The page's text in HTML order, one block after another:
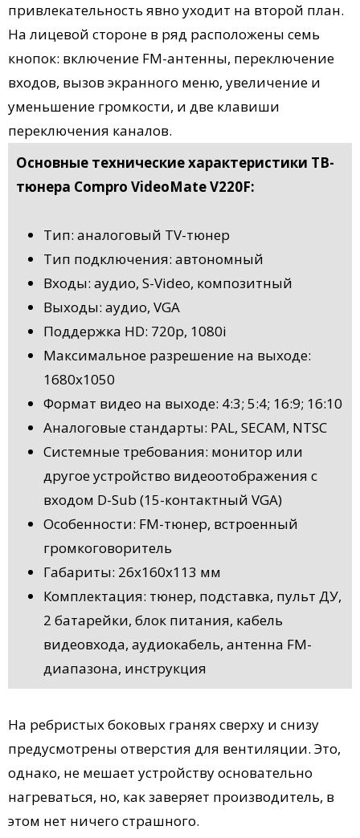
привлекательность явно уходит на второй план.
На лицевой стороне в ряд расположены семь
кнопок: включение FM-антенны, переключение
входов, вызов экранного меню, увеличение и
уменьшение громкости, и две клавиши
переключения каналов.
Основные технические характеристики ТВ-
тюнера Compro VideoMate V220F:
Тип: аналоговый TV-тюнер
Тип подключения: автономный
Входы: аудио, S-Video, композитный
Выходы: аудио, VGA
Поддержка HD: 720p, 1080i
Максимальное разрешение на выходе:
1680х1050
Формат видео на выходе: 4:3; 5:4; 16:9; 16:10
Аналоговые стандарты: PAL, SECAM, NTSC
Системные требования: монитор или
другое устройство видеоотображения с
входом D-Sub (15-контактный VGA)
Особенности: FM-тюнер, встроенный
громкоговоритель
Габариты: 26х160х113 мм
Комплектация: тюнер, подставка, пульт ДУ,
2 батарейки, блок питания, кабель
видеовхода, аудиокабель, антенна FM-
диапазона, инструкция
На ребристых боковых гранях сверху и снизу
предусмотрены отверстия для вентиляции. Это,
однако, не мешает устройству основательно
нагреваться, но, как заверяет производитель, в
этом нет ничего страшного.